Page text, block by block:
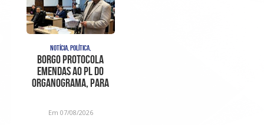
NOTÍCIA, POLÍTICA,
Borgo protocola
emendas ao PL do
organograma, para
apont
Em 07/08/2026